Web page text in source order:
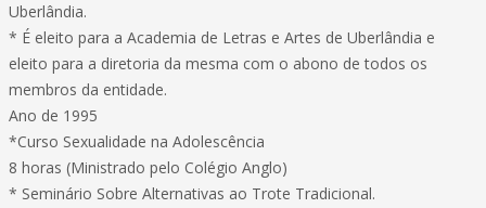
Uberlândia.
* É eleito para a Academia de Letras e Artes de Uberlândia e
eleito para a diretoria da mesma com o abono de todos os
membros da entidade.
Ano de 1995
*Curso Sexualidade na Adolescência
8 horas (Ministrado pelo Colégio Anglo)
* Seminário Sobre Alternativas ao Trote Tradicional.